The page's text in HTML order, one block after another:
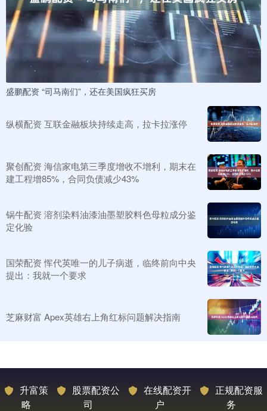
盛鹏配资 “司马南们”，还在美国疯狂买房
纵横配资 互联金融板块持续走高，拉卡拉涨停
聚创配资 海信家电第三季度增收不增利，期末在
建工程增85%，合同负债减少43%
锅牛配资 溶剂染料油漆油墨塑胶料色母粒成分鉴
定化验
国荣配资 恽代英唯一的儿子病逝，临终前向中央
提出：我就一个要求
芝麻财富 Apex英雄右上角红标问题解决指南
升富策
略
股票配资公
司
在线配资开
户
正规配资服
务